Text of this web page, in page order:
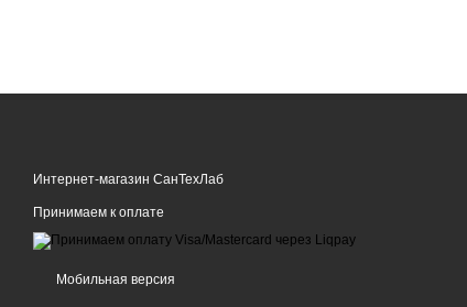
Интернет-магазин СанТехЛаб
Принимаем к оплате
Мобильная версия